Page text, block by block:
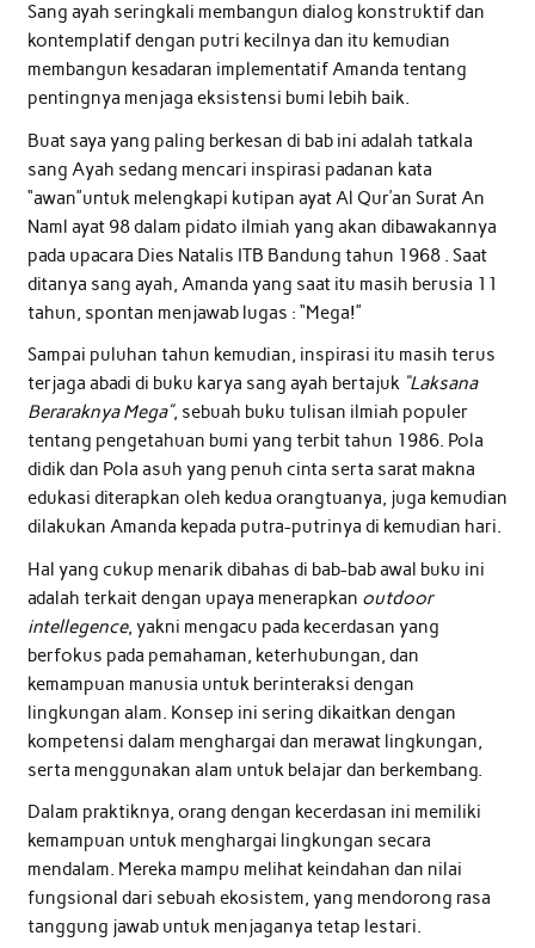
Sang ayah seringkali membangun dialog konstruktif dan
kontemplatif dengan putri kecilnya dan itu kemudian
membangun kesadaran implementatif Amanda tentang
pentingnya menjaga eksistensi bumi lebih baik.
Buat saya yang paling berkesan di bab ini adalah tatkala
sang Ayah sedang mencari inspirasi padanan kata
“awan”untuk melengkapi kutipan ayat Al Qur’an Surat An
Naml ayat 98 dalam pidato ilmiah yang akan dibawakannya
pada upacara Dies Natalis ITB Bandung tahun 1968 . Saat
ditanya sang ayah, Amanda yang saat itu masih berusia 11
tahun, spontan menjawab lugas : “Mega!”
Sampai puluhan tahun kemudian, inspirasi itu masih terus
terjaga abadi di buku karya sang ayah bertajuk “Laksana
Beraraknya Mega”, sebuah buku tulisan ilmiah populer
tentang pengetahuan bumi yang terbit tahun 1986. Pola
didik dan Pola asuh yang penuh cinta serta sarat makna
edukasi diterapkan oleh kedua orangtuanya, juga kemudian
dilakukan Amanda kepada putra-putrinya di kemudian hari.
Hal yang cukup menarik dibahas di bab-bab awal buku ini
adalah terkait dengan upaya menerapkan outdoor
intellegence, yakni mengacu pada kecerdasan yang
berfokus pada pemahaman, keterhubungan, dan
kemampuan manusia untuk berinteraksi dengan
lingkungan alam. Konsep ini sering dikaitkan dengan
kompetensi dalam menghargai dan merawat lingkungan,
serta menggunakan alam untuk belajar dan berkembang.
Dalam praktiknya, orang dengan kecerdasan ini memiliki
kemampuan untuk menghargai lingkungan secara
mendalam. Mereka mampu melihat keindahan dan nilai
fungsional dari sebuah ekosistem, yang mendorong rasa
tanggung jawab untuk menjaganya tetap lestari.